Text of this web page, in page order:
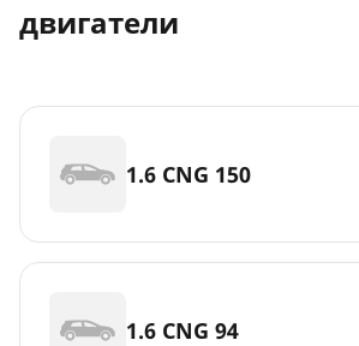
двигатели
1.6 CNG 150
1.6 CNG 94